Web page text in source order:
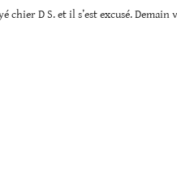
chier D S. et il s’est excusé.